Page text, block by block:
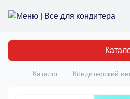
Все для кондитера
Главная
Каталог Кондитерский